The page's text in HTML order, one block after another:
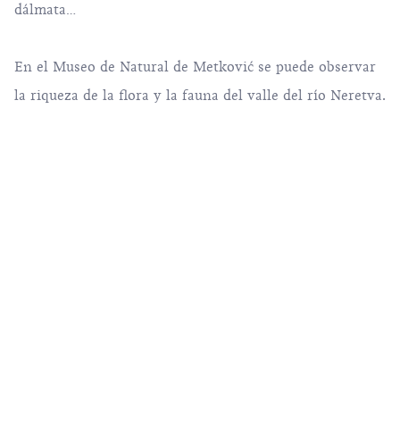
dálmata…
En el Museo de Natural de Metković se puede observar
la riqueza de la flora y la fauna del valle del río Neretva.